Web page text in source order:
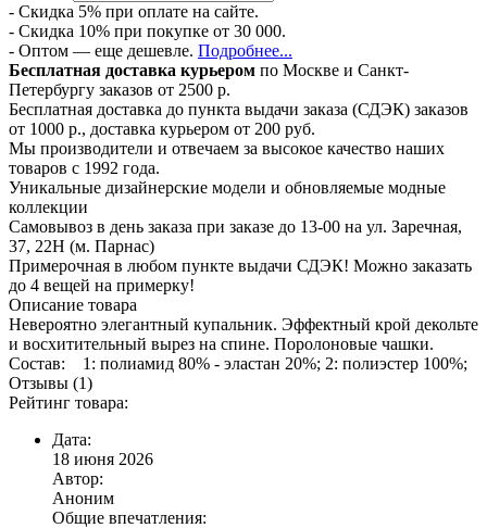
- Скидка 5% при оплате на сайте.
- Скидка 10% при покупке от 30 000.
- Оптом — еще дешевле. Подробнее...
Бесплатная доставка курьером по Москве и Санкт-
Петербургу заказов от 2500 р.
Бесплатная доставка до пункта выдачи заказа (СДЭК) заказов
от 1000 р., доставка курьером от 200 руб.
Мы производители и отвечаем за высокое качество наших
товаров с 1992 года.
Уникальные дизайнерские модели и обновляемые модные
коллекции
Самовывоз в день заказа при заказе до 13-00 на ул. Заречная,
37, 22Н (м. Парнас)
Примерочная в любом пункте выдачи СДЭК! Можно заказать
до 4 вещей на примерку!
Описание товара
Невероятно элегантный купальник. Эффектный крой декольте
и восхитительный вырез на спине. Поролоновые чашки.
Состав: 1: полиамид 80% - эластан 20%; 2: полиэстер 100%;
Отзывы (1)
Рейтинг товара:
Дата:
18 июня 2026
Автор:
Аноним
Общие впечатления: